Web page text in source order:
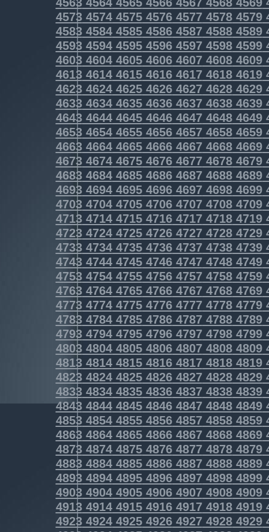
4573457445754576457745784579
4583458445854586458745884589
4593459445954596459745984599
4603460446054606460746084609
4613461446154616461746184619
4623462446254626462746284629
4633463446354636463746384639
4643464446454646464746484649
4653465446554656465746584659
4663466446654666466746684669
4673467446754676467746784679
4683468446854686468746884689
4693469446954696469746984699
4703470447054706470747084709
4713471447154716471747184719
4723472447254726472747284729
4733473447354736473747384739
4743474447454746474747484749
4753475447554756475747584759
4763476447654766476747684769
4773477447754776477747784779
4783478447854786478747884789
4793479447954796479747984799
4803480448054806480748084809
4813481448154816481748184819
4823482448254826482748284829
4833483448354836483748384839
4843484448454846484748484849
4853485448554856485748584859
4863486448654866486748684869
4873487448754876487748784879
4883488448854886488748884889
4893489448954896489748984899
4903490449054906490749084909
4913491449154916491749184919
4923492449254926492749284929